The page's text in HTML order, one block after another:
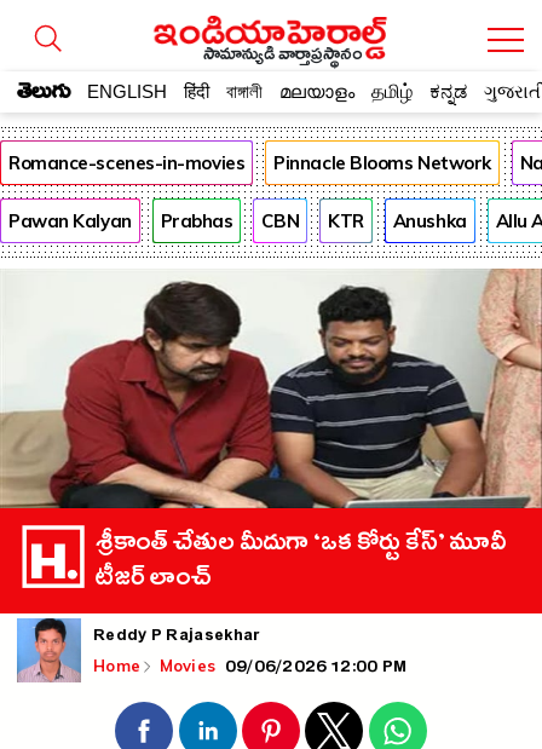
సామాన్యుడి వార్తాప్రస్థానం
తెలుగు ENGLISH हिंदी বাঙ্গালী മലയാളം தமிழ் ಕನ್ನಡ
Romance-scenes-in-movies Pinnacle Blooms Network
Pawan Kalyan Prabhas CBN KTR Anushka Allu
శ్రీకాంత్ చేతుల మీదుగా ‘ఒక కోర్టు కేస్’ మూవీ
టీజర్ లాంచ్
Reddy P Rajasekhar
Home Movies 09/06/2026 12:00 PM